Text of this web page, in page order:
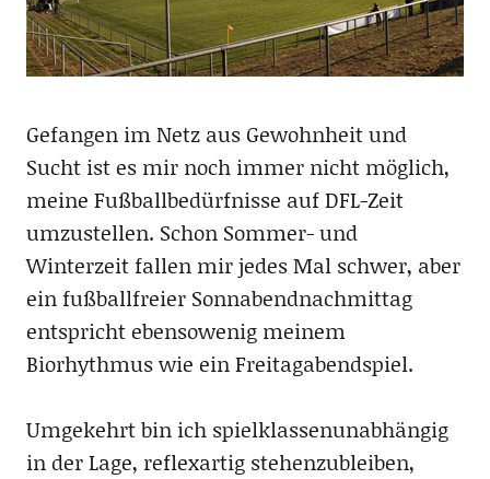
Gefangen im Netz aus Gewohnheit und
Sucht ist es mir noch immer nicht möglich,
meine Fußballbedürfnisse auf DFL-Zeit
umzustellen. Schon Sommer- und
Winterzeit fallen mir jedes Mal schwer, aber
ein fußballfreier Sonnabendnachmittag
entspricht ebensowenig meinem
Biorhythmus wie ein Freitagabendspiel.
Umgekehrt bin ich spielklassenunabhängig
in der Lage, reflexartig stehenzubleiben,